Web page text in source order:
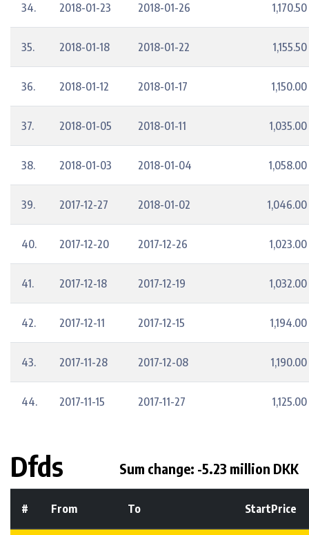
34. 2018-01-23 2018-01-26 1,170.50
35. 2018-01-18 2018-01-22 1,155.50
36. 2018-01-12 2018-01-17 1,150.00
37. 2018-01-05 2018-01-11 1,035.00
38. 2018-01-03 2018-01-04 1,058.00
39. 2017-12-27 2018-01-02 1,046.00
40. 2017-12-20 2017-12-26 1,023.00
41. 2017-12-18 2017-12-19 1,032.00
42. 2017-12-11 2017-12-15 1,194.00
43. 2017-11-28 2017-12-08 1,190.00
44. 2017-11-15 2017-11-27 1,125.00
Dfds Sum change: -5.23 million DKK
# From To StartPrice